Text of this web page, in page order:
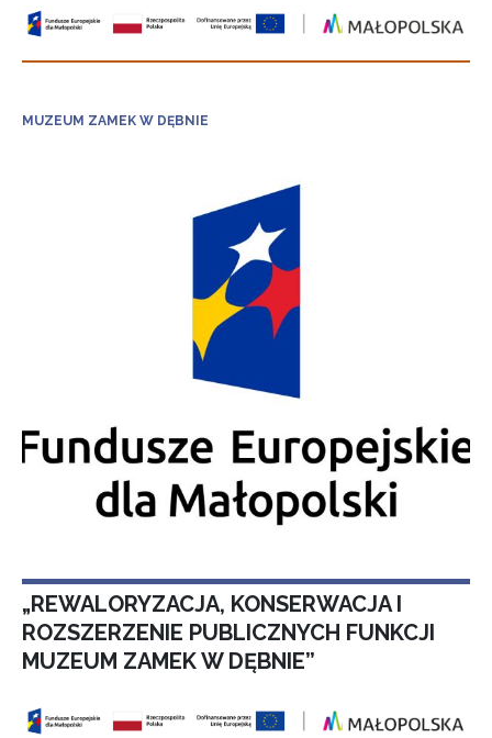
MUZEUM ZAMEK W DĘBNIE
„REWALORYZACJA, KONSERWACJA I
ROZSZERZENIE PUBLICZNYCH FUNKCJI
MUZEUM ZAMEK W DĘBNIE”